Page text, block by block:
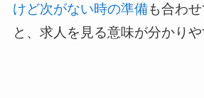
けど次がない時の準備も合わせ
と、求人を見る意味が分かりや